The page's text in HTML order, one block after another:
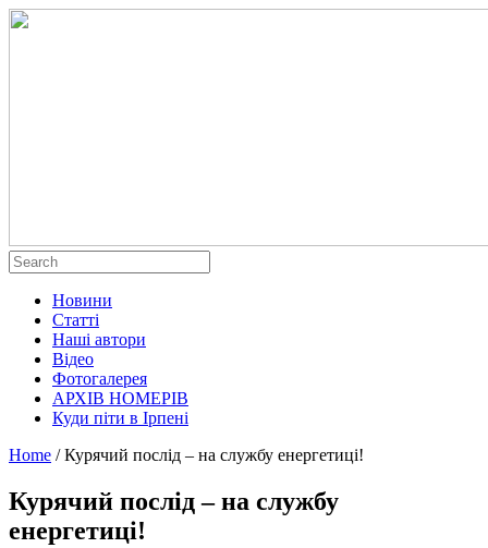
Новини
Статті
Наші автори
Відео
Фотогалерея
АРХІВ НОМЕРІВ
Куди піти в Ірпені
Home / Курячий послід – на службу енергетиці!
Курячий послід – на службу
енергетиці!